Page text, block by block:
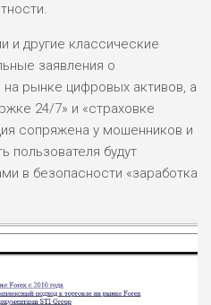
ВСЕМ
ОБЗОР
ПОДОЙДЕТ
ВСЕМ
0
и другие классические
заявления о
рынке цифровых активов, а
24/7» и «страховке
сопряжена у мошенников и
пользователя будут
в безопасности «заработка